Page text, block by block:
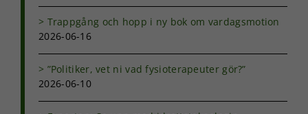
Trappgång och hopp i ny bok om vardagsmotion
2026-06-16
”Politiker, vet ni vad fysioterapeuter gör?”
2026-06-10